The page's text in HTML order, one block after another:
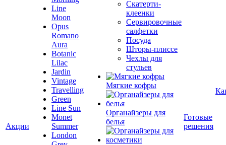
Акции
Line
Moon
Opus
Romano
Aura
Botanic
Lilac
Jardin
Vintage
Travelling
Green
Line Sun
Monet
Summer
London
Скатерти-
клеенки
Сервировочные
салфетки
Посуда
Шторы-плиссе
Чехлы для
стульев
Мягкие кофры
Органайзеры для
белья
Готовые
решения